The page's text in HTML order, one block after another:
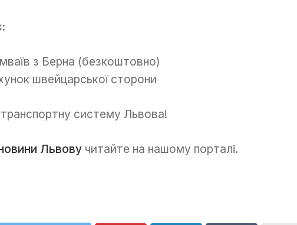
з Берна (безкоштовно)
швейцарської сторони
систему Львова!
Львову читайте на нашому порталі.